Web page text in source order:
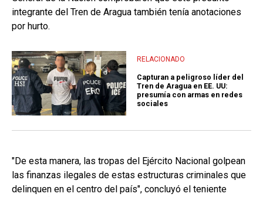
integrante del Tren de Aragua también tenía anotaciones
por hurto.
RELACIONADO
Capturan a peligroso líder del
Tren de Aragua en EE. UU:
presumía con armas en redes
sociales
"De esta manera, las tropas del Ejército Nacional golpean
las finanzas ilegales de estas estructuras criminales que
delinquen en el centro del país", concluyó el teniente